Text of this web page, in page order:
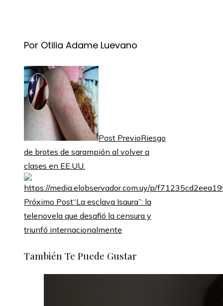
Por Otilia Adame Luevano
Post PrevioRiesgo
de brotes de sarampión al volver a
clases en EE.UU.
Próximo Post“La esclava Isaura”: la
telenovela que desafió la censura y
triunfó internacionalmente
También Te Puede Gustar